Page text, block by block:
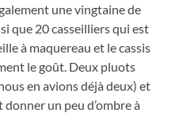
une vingtaine de
que 20 casseilliers qui est
à maquereau et le cassis
le goût. Deux pluots
en avions déjà deux) et
un peu d’ombre à